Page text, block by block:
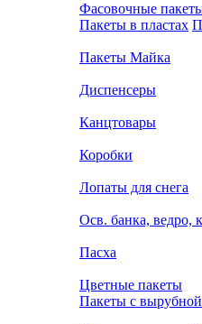
Фасовочные
Пакеты в пластах
Пакеты Майка
Диспенсеры
Канцтовары
Коробки
Лопаты для снега
Осв. банка, ведро,
Пасха
Цветные пакеты
Пакеты с